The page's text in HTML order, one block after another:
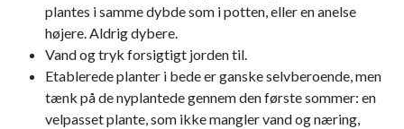
plantes i samme dybde som i potten, eller en anelse
højere. Aldrig dybere.
Vand og tryk forsigtigt jorden til.
Etablerede planter i bede er ganske selvberoende, men
tænk på de nyplantede gennem den første sommer: en
velpasset plante, som ikke mangler vand og næring,